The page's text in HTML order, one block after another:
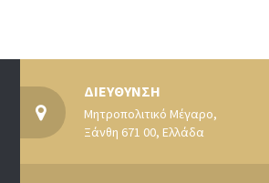
ΔΙΕΥΘΥΝΣΗ
Μητροπολιτικό Μέγαρο,
Ξάνθη 671 00, Ελλάδα